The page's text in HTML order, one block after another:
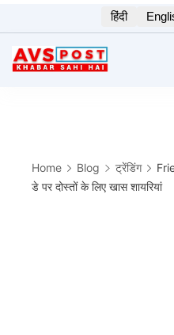
to
content
हिंदी
Home Blog ट्रेंडिंग
डे पर दोस्तों के लिए खास शायरियां